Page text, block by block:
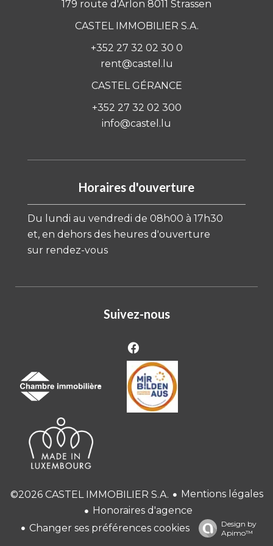
179 route d'Arlon 8011 Strassen
CASTEL IMMOBILIER S.A.
+352 27 32 02 30 0
rent@castel.lu
CASTEL GÉRANCE
+352 27 32 02 300
info@castel.lu
Horaires d'ouverture
Du lundi au vendredi de 08h00 à 17h30
et, en dehors des heures d'ouverture
sur rendez-vous
Suivez-nous
©2026 CASTEL IMMOBILIER S.A.
Mentions légales
Honoraires d'agence
Changer ses préférences cookies
Design by
Apimo™